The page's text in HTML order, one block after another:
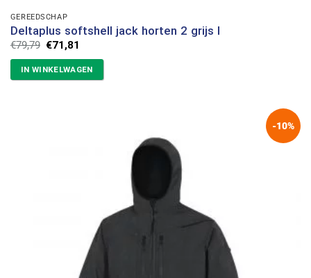
GEREEDSCHAP
Deltaplus softshell jack horten 2 grijs l
€79,79 Oorspronkelijke
was:
€79,79.
€71,81
is:
€71,81.
IN WINKELWAGEN
-10%